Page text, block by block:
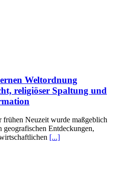
Weltordnung
religiöser Spaltung und
Neuzeit wurde maßgeblich
geografischen Entdeckungen,
[...]